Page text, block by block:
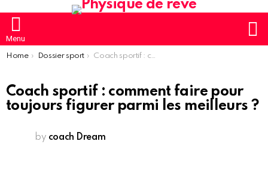
Menu
You are here:
Home Dossier sport Coach sportif : comment faire pour toujours figurer parmi les meilleurs ?
Coach sportif : comment faire pour
toujours figurer parmi les meilleurs ?
by coach Dream